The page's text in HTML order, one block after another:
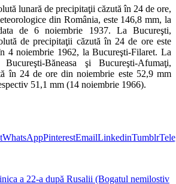
lunară de precipitaţii căzută în 24 de ore,
din România, este 146,8 mm, la
de 6 noiembrie 1937. La Bucureşti,
de precipitaţii căzută în 24 de ore este
4 noiembrie 1962, la Bucureşti-Filaret. La
Băneasa şi Bucureşti-Afumaţi,
în 24 de ore din noiembrie este 52,9 mm
51,1 mm (14 noiembrie 1966).
WhatsAppPinterestEmailLinkedinTumblr
a 22-a după Rusalii (Bogatul nemilostiv